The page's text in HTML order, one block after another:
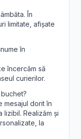
În
limitate, afișate
în
încercăm să
curierilor.
mesajul dorit în
lizibil. Realizăm și
la